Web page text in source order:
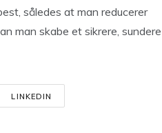
således at man reducerer
man skabe et sikrere, sundere
LINKEDIN